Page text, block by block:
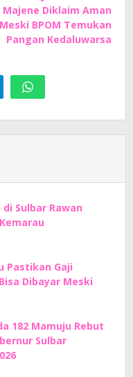
Majene Diklaim Aman
Meski BPOM Temukan
Pangan Kedaluwarsa
Sulbar Rawan
Pastikan Gaji
Dibayar Meski
182 Mamuju Rebut
Sulbar